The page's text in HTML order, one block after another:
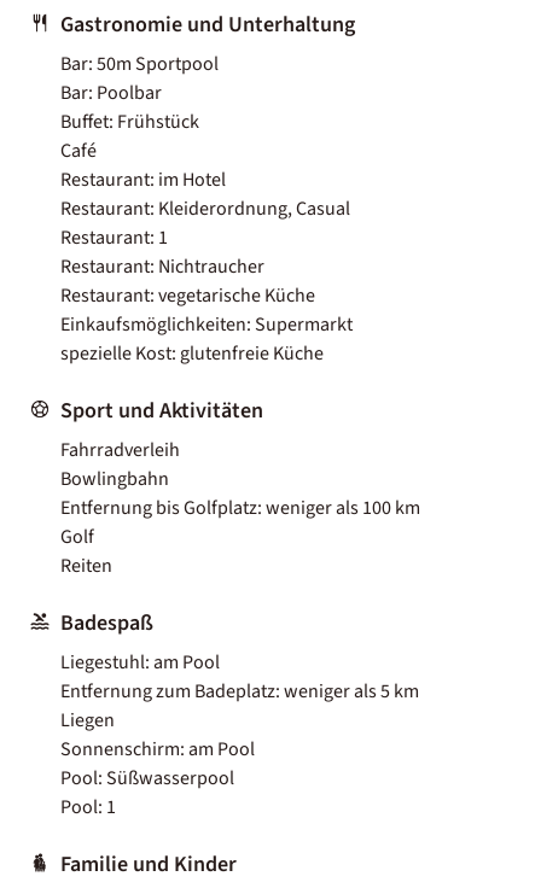
Gastronomie und Unterhaltung
Bar: 50m Sportpool
Bar: Poolbar
Buffet: Frühstück
Café
Restaurant: im Hotel
Restaurant: Kleiderordnung, Casual
Restaurant: 1
Restaurant: Nichtraucher
Restaurant: vegetarische Küche
Einkaufsmöglichkeiten: Supermarkt
spezielle Kost: glutenfreie Küche
Sport und Aktivitäten
Fahrradverleih
Bowlingbahn
Entfernung bis Golfplatz: weniger als 100 km
Golf
Reiten
Badespaß
Liegestuhl: am Pool
Entfernung zum Badeplatz: weniger als 5 km
Liegen
Sonnenschirm: am Pool
Pool: Süßwasserpool
Pool: 1
Familie und Kinder